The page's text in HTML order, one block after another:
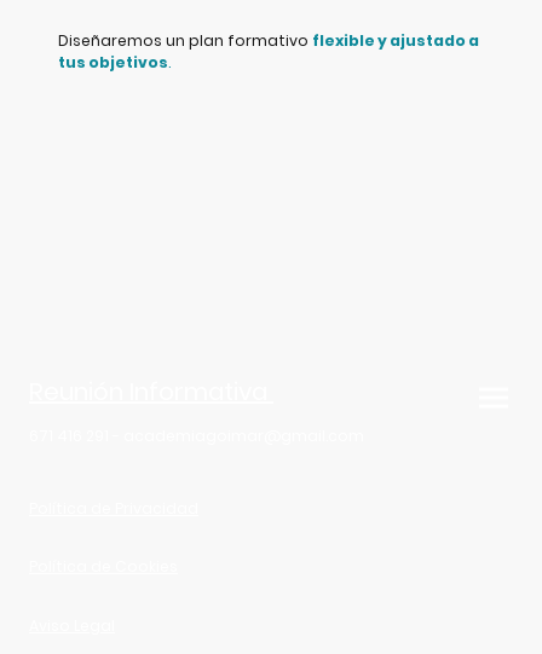
Diseñaremos un plan formativo flexible y ajustado a
tus objetivos.